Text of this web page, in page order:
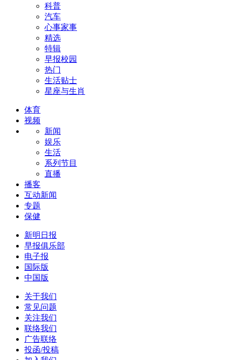
科普
汽车
心事家事
精选
特辑
早报校园
热门
生活贴士
星座与生肖
体育
视频
新闻
娱乐
生活
系列节目
直播
播客
互动新闻
专题
保健
新明日报
早报俱乐部
电子报
国际版
中国版
关于我们
常见问题
关注我们
联络我们
广告联络
投函/投稿